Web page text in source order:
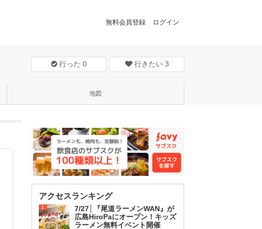
無料会員登録 ログイン
行った 0 行きたい 3
地図
アクセスランキング
1
7/27│『尾道ラーメンWAN』が
広島HiroPaにオープン！キッズ
ラーメン無料イベント開催